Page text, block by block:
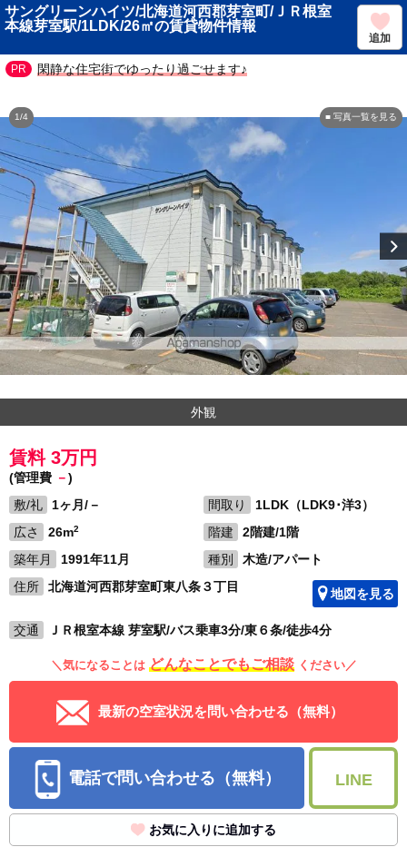
サングリーンハイツ/北海道河西郡芽室町/ＪＲ根室
本線芽室駅/1LDK/26㎡の賃貸物件情報
追加
閑静な住宅街でゆったり過ごせます♪
■ 写真一覧を見る
1/4
外観
賃料 3万円
(管理費 －)
敷/礼
1ヶ月/－ 間取り
1LDK（LDK9･洋3）
広さ
26m2 階建
2階建/1階
築年月
1991年11月 種別
木造/アパート
住所
北海道河西郡芽室町東八条３丁目 地図を見る
交通 ＪＲ根室本線 芽室駅/バス乗車3分/東６条/徒歩4分
＼気になることは どんなことでもご相談 ください／
最新の空室状況を問い合わせる（無料）
電話で問い合わせる（無料） LINE
お気に入りに追加する